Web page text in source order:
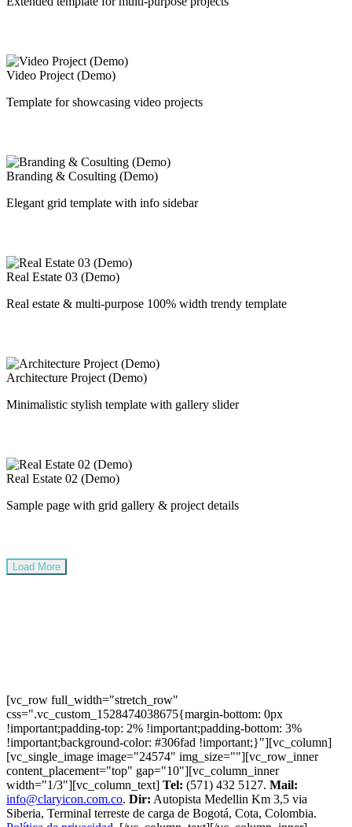
Video Project (Demo)
Template for showcasing video projects
Branding & Cosulting (Demo)
Elegant grid template with info sidebar
Real Estate 03 (Demo)
Real estate & multi-purpose 100% width trendy template
Architecture Project (Demo)
Minimalistic stylish template with gallery slider
Real Estate 02 (Demo)
Sample page with grid gallery & project details
Load More
[vc_row full_width="stretch_row"
css=".vc_custom_1528474038675{margin-bottom: 0px
!important;padding-top: 2% !important;padding-bottom: 3%
!important;background-color: #306fad !important;}"][vc_column]
[vc_single_image image="24574" img_size=""][vc_row_inner
content_placement="top" gap="10"][vc_column_inner
width="1/3"][vc_column_text] Tel: (571) 432 5127. Mail:
info@claryicon.com.co. Dir: Autopista Medellin Km 3,5 via
Siberia, Terminal terreste de carga de Bogotá, Cota, Colombia.